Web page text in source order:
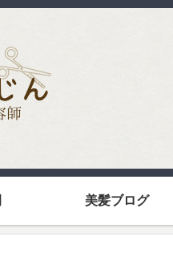
美髪ブログ